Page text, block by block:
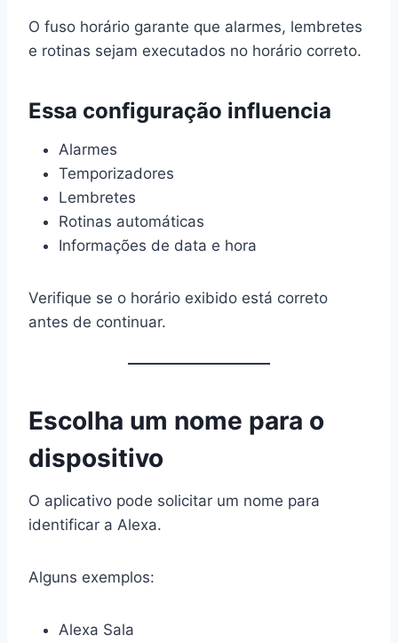
O fuso horário garante que alarmes, lembretes
e rotinas sejam executados no horário correto.
Essa configuração influencia
Alarmes
Temporizadores
Lembretes
Rotinas automáticas
Informações de data e hora
Verifique se o horário exibido está correto
antes de continuar.
Escolha um nome para o
dispositivo
O aplicativo pode solicitar um nome para
identificar a Alexa.
Alguns exemplos:
Alexa Sala